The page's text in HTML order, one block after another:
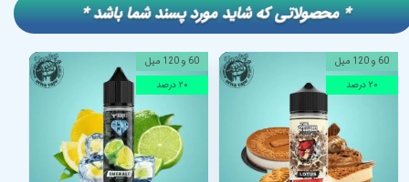
60 و 120 میل
۲۰ درصد
60 و 120 میل
۲۰ درصد
​​* محصولاتی که شاید مورد پسند شما باشد *